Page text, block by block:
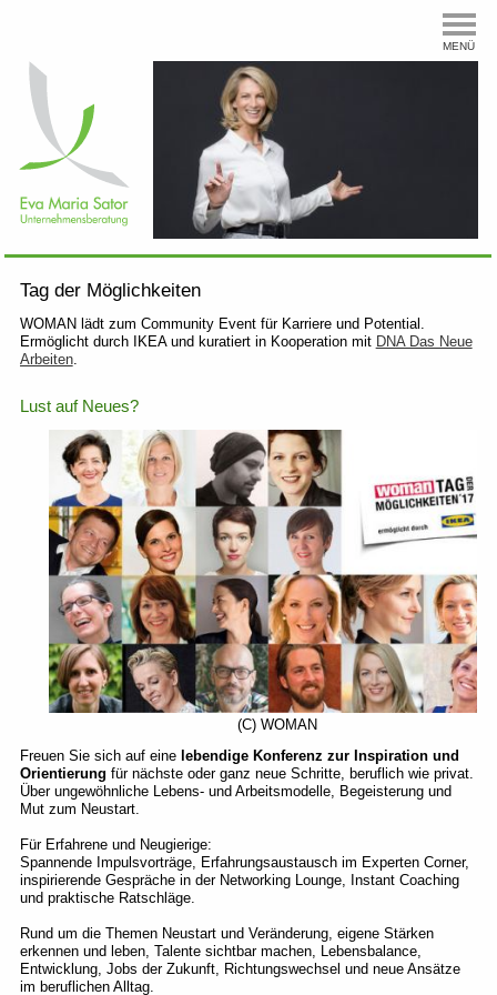
MENÜ
Tag der Möglichkeiten
WOMAN lädt zum Community Event für Karriere und Potential.
Ermöglicht durch IKEA und kuratiert in Kooperation mit DNA Das Neue
Arbeiten.
Lust auf Neues?
(C) WOMAN
Freuen Sie sich auf eine lebendige Konferenz zur Inspiration und
Orientierung für nächste oder ganz neue Schritte, beruflich wie privat.
Über ungewöhnliche Lebens- und Arbeitsmodelle, Begeisterung und
Mut zum Neustart.
Für Erfahrene und Neugierige:
Spannende Impulsvorträge, Erfahrungsaustausch im Experten Corner,
inspirierende Gespräche in der Networking Lounge, Instant Coaching
und praktische Ratschläge.
Rund um die Themen Neustart und Veränderung, eigene Stärken
erkennen und leben, Talente sichtbar machen, Lebensbalance,
Entwicklung, Jobs der Zukunft, Richtungswechsel und neue Ansätze
im beruflichen Alltag.